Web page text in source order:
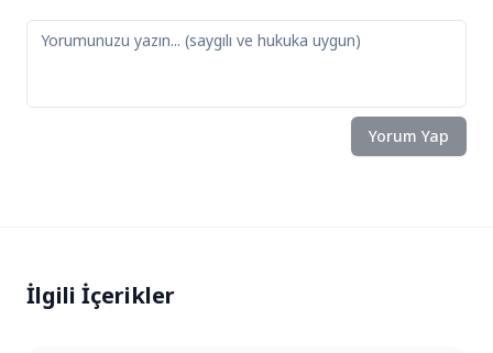
Yorum Yap
İlgili İçerikler